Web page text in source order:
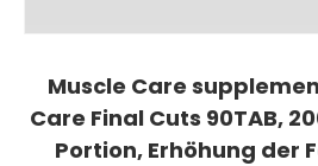
Muscle Care
Care Final Cuts 90TAB,
Portion, Erhöhung der